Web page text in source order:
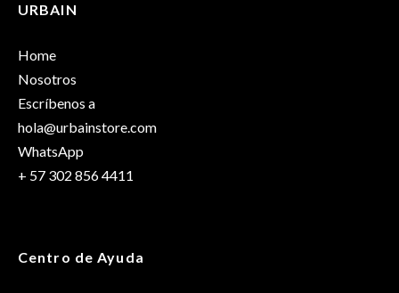
Dimensiones
Género
Solo los usuarios registrados que hayan comprado este
URBAIN
Home
Nosotros
Escríbenos a
hola@urbainstore.com
WhatsApp
+ 57 302 856 4411
Centro de Ayuda